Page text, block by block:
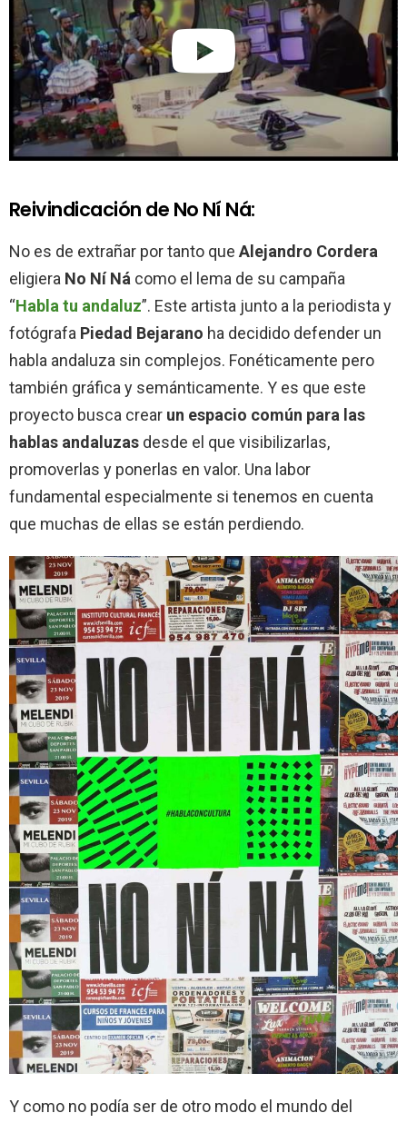
Reivindicación de No Ní Ná:
No es de extrañar por tanto que Alejandro Cordera
eligiera No Ní Ná como el lema de su campaña
“Habla tu andaluz”. Este artista junto a la periodista y
fotógrafa Piedad Bejarano ha decidido defender un
habla andaluza sin complejos. Fonéticamente pero
también gráfica y semánticamente. Y es que este
proyecto busca crear un espacio común para las
hablas andaluzas desde el que visibilizarlas,
promoverlas y ponerlas en valor. Una labor
fundamental especialmente si tenemos en cuenta
que muchas de ellas se están perdiendo.
Y como no podía ser de otro modo el mundo del